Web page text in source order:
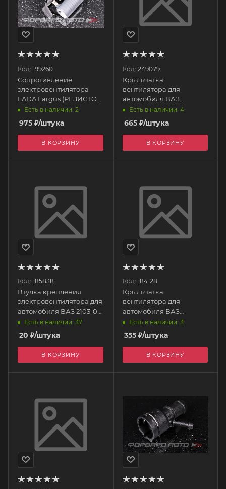
Код: 199260
Сопротивление
электровентилятора
LADA Largus (РЕЗИСТОР)
LFR 0966 LUZAR
Есть в наличии: 2
975 ₽/штука
В КОРЗИНУ
Код: 249079
Крыльчатка
вентилятора для
автомобиля ВАЗ
1118,2192,2170 (10-
лопастей) 11183-1308010-
63 ПЛАСТИК
Есть в наличии: 4
665₽/штука
В КОРЗИНУ
Код: 185838
Втулка крепления
электровентилятора для
автомобиля ВАЗ 2103-07-
ГАЗ, резина(348) 2103-
1308030 Автолайн
Есть в наличии: 37
20 ₽/штука
В КОРЗИНУ
Код: 184128
Крыльчатка
вентилятора для
автомобиля ВАЗ
2109,10,70 (8- лопостей)
ПЛАСТИК
Есть в наличии: 3
355₽/штука
В КОРЗИНУ